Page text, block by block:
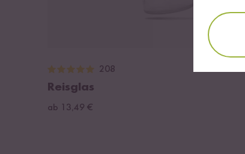
208
Reisglas
ab 13,49 €